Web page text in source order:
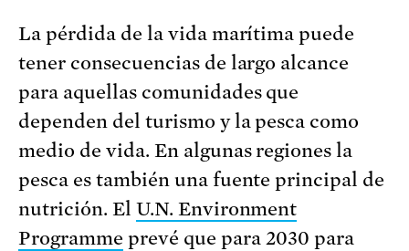
La pérdida de la vida marítima puede
tener consecuencias de largo alcance
para aquellas comunidades que
dependen del turismo y la pesca como
medio de vida. En algunas regiones la
pesca es también una fuente principal de
nutrición. El U.N. Environment
Programme prevé que para 2030 para